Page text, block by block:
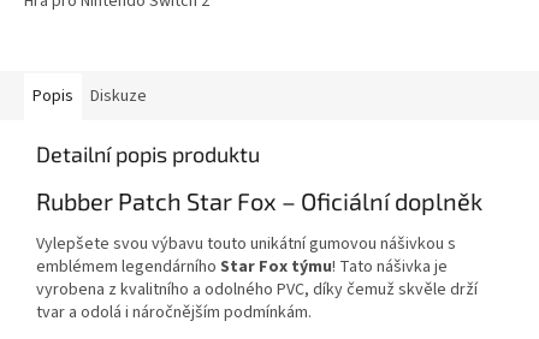
Popis Diskuze
Detailní popis produktu
Rubber Patch Star Fox – Oficiální doplněk
Vylepšete svou výbavu touto unikátní gumovou nášivkou s
emblémem legendárního Star Fox týmu! Tato nášivka je
vyrobena z kvalitního a odolného PVC, díky čemuž skvěle drží
tvar a odolá i náročnějším podmínkám.